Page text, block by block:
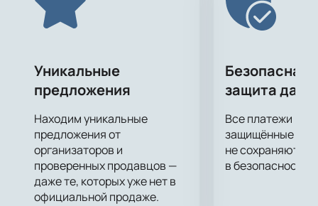
Уникальные
предложения
Находим уникальные
предложения от
организаторов и
проверенных продавцов —
даже те, которых уже нет в
официальной продаже.
Безопасная
защита
Все платежи
защищённые
не сохраняются
в безопасности.